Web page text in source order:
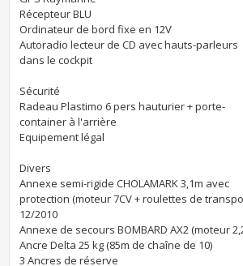
Récepteur BLU
Ordinateur de bord fixe en 12V
Autoradio lecteur de CD avec hauts-parleurs
dans le cockpit
Sécurité
Radeau Plastimo 6 pers hauturier + porte-
container à l'arrière
Equipement légal
Divers
Annexe semi-rigide CHOLAMARK 3,1m avec
protection (moteur 7CV + roulettes de
12/2010
Annexe de secours BOMBARD AX2 (moteur
Ancre Delta 25 kg (85m de chaîne de 10)
3 Ancres de réserve